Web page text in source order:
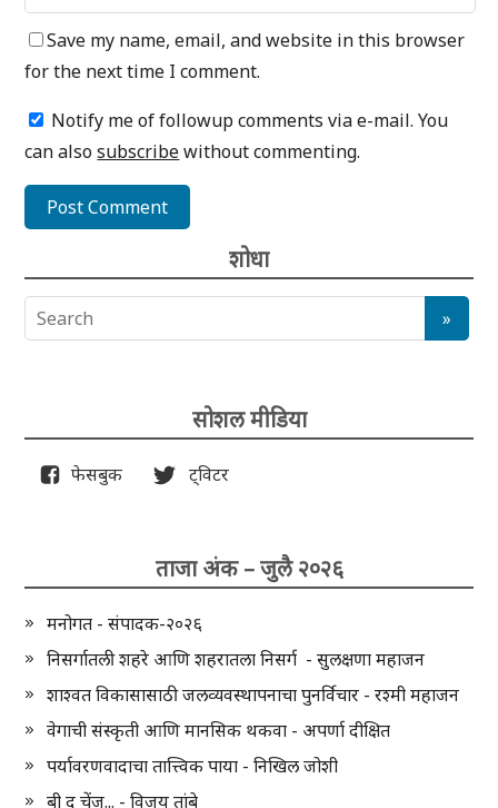
Save my name, email, and website in this browser
for the next time I comment.
Notify me of followup comments via e-mail. You
can alsosubscribewithout commenting.
शोधा
सोशल मीडिया
फेसबुक ट्विटर
ताजा अंक – जुलै २०२६
मनोगत - संपादक-२०२६
निसर्गातली शहरे आणि शहरातला निसर्ग - सुलक्षणा महाजन
शाश्वत विकासासाठी जलव्यवस्थापनाचा पुनर्विचार - रश्मी महाजन
वेगाची संस्कृती आणि मानसिक थकवा - अपर्णा दीक्षित
पर्यावरणवादाचा तात्त्विक पाया - निखिल जोशी
बी द चेंज... - विजय तांबे